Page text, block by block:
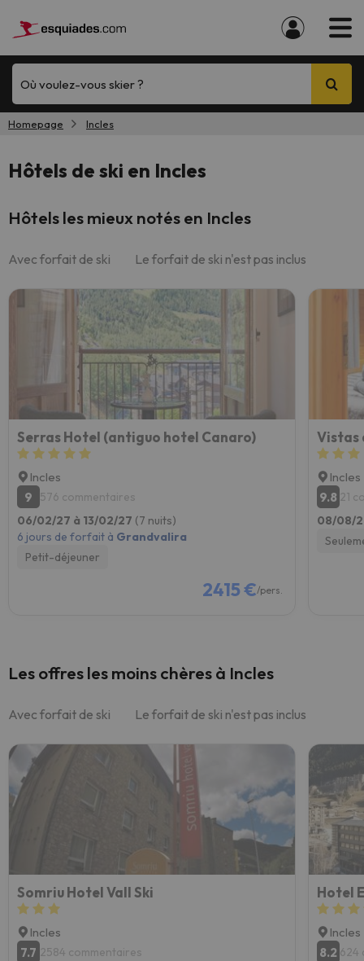
Où voulez-vous skier ?
Homepage Incles
Hôtels de ski en Incles
Hôtels les mieux notés en Incles
Avec forfait de ski Le forfait de ski n'est pas inclus
Serras Hotel (antiguo hotel Canaro)
Incles
9
576 commentaires
06/02/27 à 13/02/27 (7 nuits)
6 jours de forfait à Grandvalira
Petit-déjeuner
2415 €/pers.
Incles
9.8 21
08/08/
Les offres les moins chères à Incles
Avec forfait de ski Le forfait de ski n'est pas inclus
Somriu Hotel Vall Ski
Incles
7.7 2584 commentaires
Hotel
Incles
8.2 624